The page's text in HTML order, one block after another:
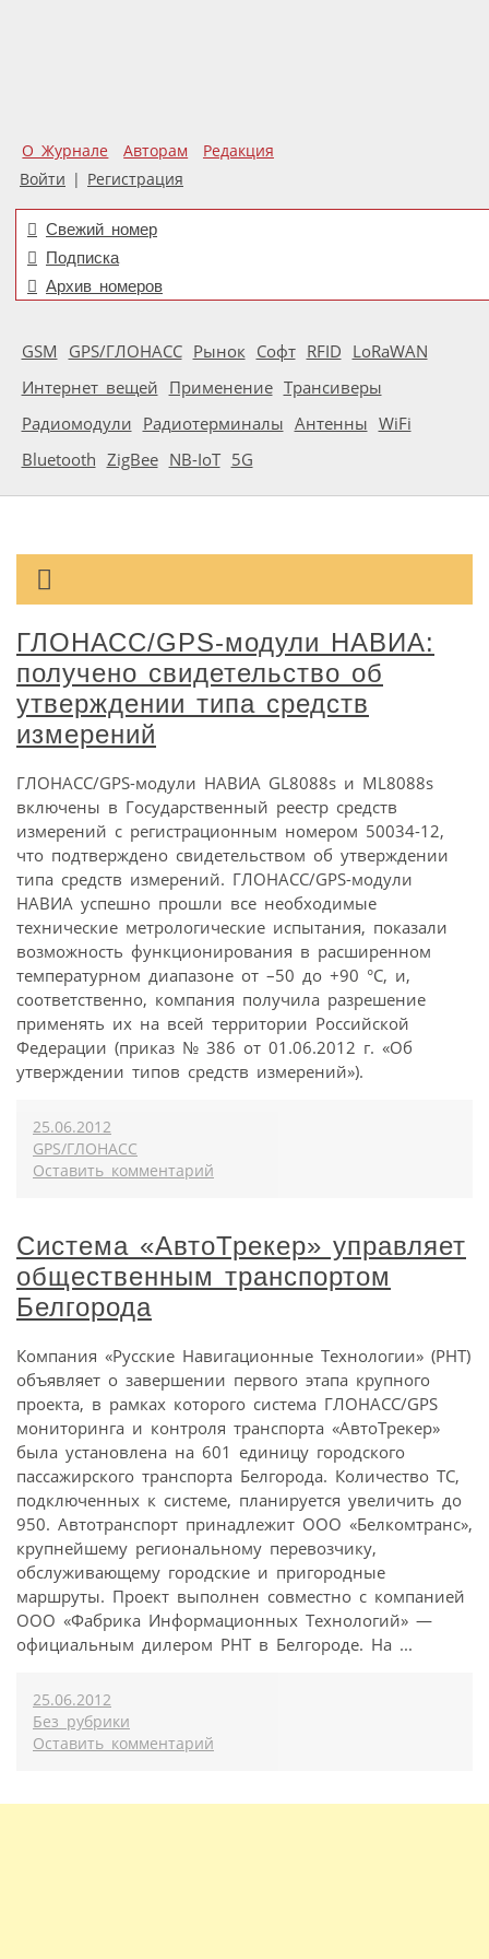
О Журнале Авторам
Редакция
Войти | Регистрация
Свежий номер
Подписка
Архив номеров
GSM GPS/ГЛОНАСС Рынок Софт RFID LoRaWAN
Интернет вещей Применение Трансиверы
Радиомодули Радиотерминалы Антенны WiFi
Bluetooth ZigBee NB-IoT 5G
ГЛОНАСС/GPS-модули НАВИА:
получено свидетельство об
утверждении типа средств
измерений
ГЛОНАСС/GPS-модули НАВИА GL8088s и ML8088s
включены в Государственный реестр средств
измерений с регистрационным номером 50034-12,
что подтверждено свидетельством об утверждении
типа средств измерений. ГЛОНАСС/GPS-модули
НАВИА успешно прошли все необходимые
технические метрологические испытания, показали
возможность функционирования в расширенном
температурном диапазоне от –50 до +90 °С, и,
соответственно, компания получила разрешение
применять их на всей территории Российской
Федерации (приказ № 386 от 01.06.2012 г. «Об
утверждении типов средств измерений»).
25.06.2012
GPS/ГЛОНАСС
Оставить комментарий
Система «АвтоТрекер» управляет
общественным транспортом
Белгорода
Компания «Русские Навигационные Технологии» (РНТ)
объявляет о завершении первого этапа крупного
проекта, в рамках которого система ГЛОНАСС/GPS
мониторинга и контроля транспорта «АвтоТрекер»
была установлена на 601 единицу городского
пассажирского транспорта Белгорода. Количество ТС,
подключенных к системе, планируется увеличить до
950. Автотранспорт принадлежит ООО «Белкомтранс»,
крупнейшему региональному перевозчику,
обслуживающему городские и пригородные
маршруты. Проект выполнен совместно с компанией
ООО «Фабрика Информационных Технологий» —
официальным дилером РНТ в Белгороде. На ...
25.06.2012
Без рубрики
Оставить комментарий